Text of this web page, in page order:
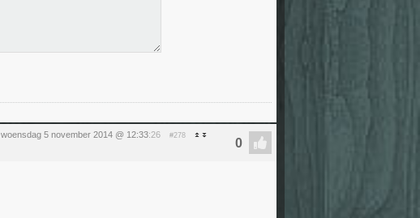
woensdag 5 november 2014 @ 12:33:26 #278